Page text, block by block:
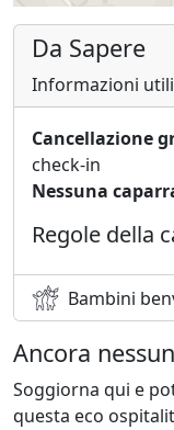
Da Sapere
Informazioni
Cancellazione
check-in
Nessuna
Regole della
Bambini
Ancora
Soggiorna qui e
questa eco